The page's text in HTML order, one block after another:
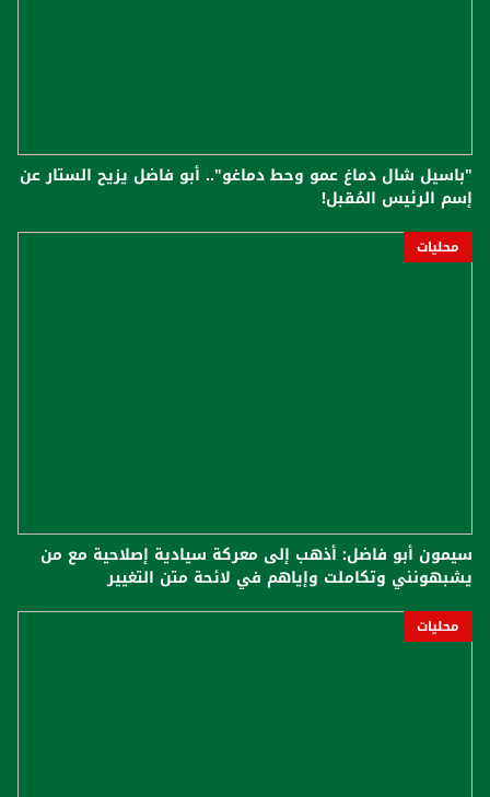
"باسيل شال دماغ عمو وحط دماغو".. أبو فاضل يزيح الستار عن
إسم الرئيس المُقبل!
محليات
سيمون أبو فاضل: أذهب إلى معركة سيادية إصلاحية مع من
يشبهونني وتكاملت وإياهم في لائحة متن التغيير
محليات